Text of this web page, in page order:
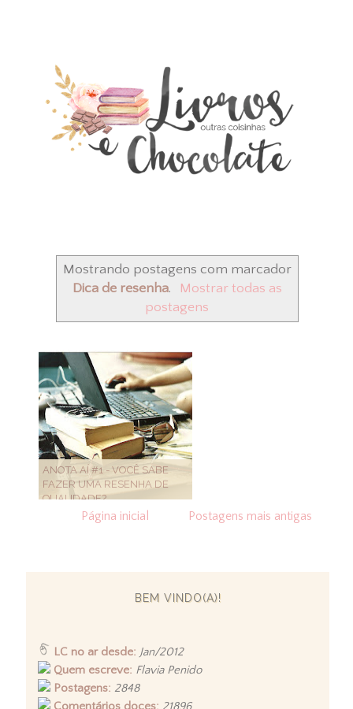
Mostrando postagens com marcador
Dica de resenha.
Mostrar todas as
postagens
ANOTA AÍ #1 - VOCÊ SABE
FAZER UMA RESENHA DE
QUALIDADE?
Postagens mais antigas
Página inicial
BEM VINDO(A)!
LC no ar desde: Jan/2012
Quem escreve: Flavia Penido
Postagens: 2848
Comentários doces: 21896